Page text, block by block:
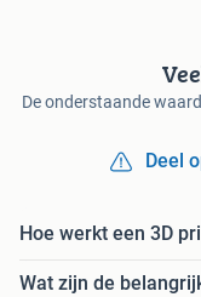
De onderstaande
Deel
Hoe werkt een 3D
Wat zijn de